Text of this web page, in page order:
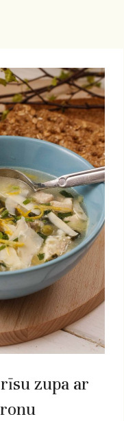
zupa ar